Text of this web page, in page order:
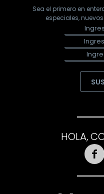
Sea el primero en
especiales,
HOLA,
